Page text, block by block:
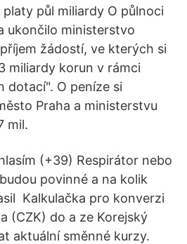
půl miliardy O půlnoci
ukončilo ministerstvo
žádostí, ve kterých si
miliardy korun v rámci
dotací". O peníze si
Praha a ministerstvu
mil.
(+39) Respirátor nebo
povinné a na kolik
Kalkulačka pro konverzi
(CZK) do a ze Korejský
aktuální směnné kurzy.